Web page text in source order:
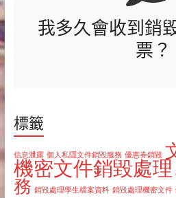
我多久會收到銷
票？
標籤
信息泄露 個人私隱文件銷毀服務 優惠券銷毀
機密文件銷毀處理
務 銷毀處理學生檔案資料 銷毀處理機密文件